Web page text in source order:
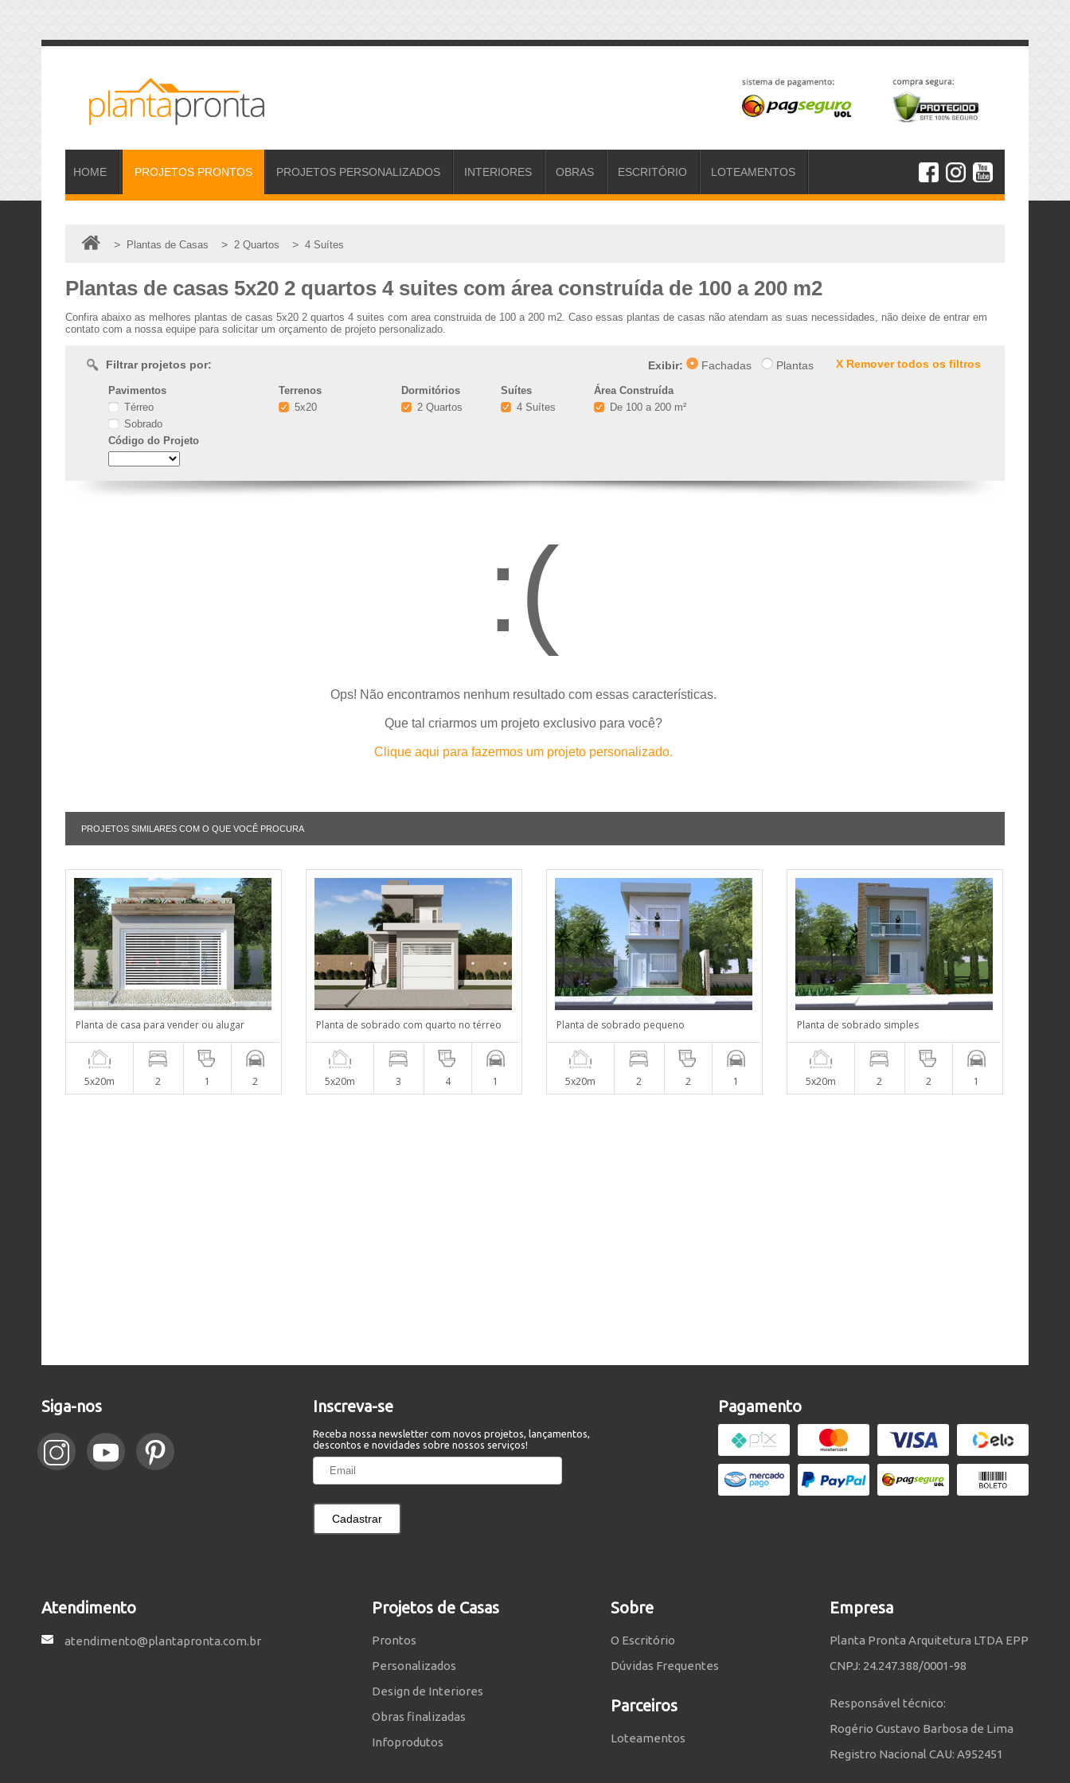
HOME PROJETOS PRONTOS PROJETOS PERSONALIZADOS INTERIORES OBRAS ESCRITÓRIO LOTEAMENTOS
> Plantas de Casas > 2 Quartos > 4 Suítes
Plantas de casas 5x20 2 quartos 4 suites com área construída de 100 a 200 m2
Confira abaixo as melhores plantas de casas 5x20 2 quartos 4 suites com area construida de 100 a 200 m2. Caso essas plantas de casas não atendam as suas necessidades, não deixe de entrar em
contato com a nossa equipe para solicitar um orçamento de projeto personalizado.
X Remover todos os filtros
Filtrar projetos por: Exibir: Fachadas Plantas
Pavimentos
Térreo
Sobrado
Código do Projeto
Terrenos
5x20
Dormitórios
2 Quartos
Suítes
4 Suítes
Área Construída
De 100 a 200 m²
:(
Ops! Não encontramos nenhum resultado com essas características.
Que tal criarmos um projeto exclusivo para você?
Clique aqui para fazermos um projeto personalizado.
PROJETOS SIMILARES COM O QUE VOCÊ PROCURA
Planta de casa para vender ou alugar
5x20m 2 1 2
Planta de sobrado com quarto no térreo
5x20m 3 4 1
Planta de sobrado pequeno
5x20m 2 2 1
Planta de sobrado simples
5x20m 2 2 1
Siga-nos Inscreva-se
Receba nossa newsletter com novos projetos, lançamentos,
descontos e novidades sobre nossos serviços!
Cadastrar
Pagamento
Atendimento
atendimento@plantapronta.com.br
Projetos de Casas
Prontos
Personalizados
Design de Interiores
Obras finalizadas
Infoprodutos
Sobre
O Escritório
Dúvidas Frequentes
Parceiros
Loteamentos
Empresa
Planta Pronta Arquitetura LTDA EPP
CNPJ: 24.247.388/0001-98
Responsável técnico:
Rogério Gustavo Barbosa de Lima
Registro Nacional CAU: A952451